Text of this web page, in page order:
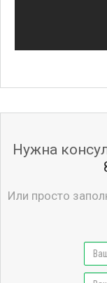
Нужна
Или просто